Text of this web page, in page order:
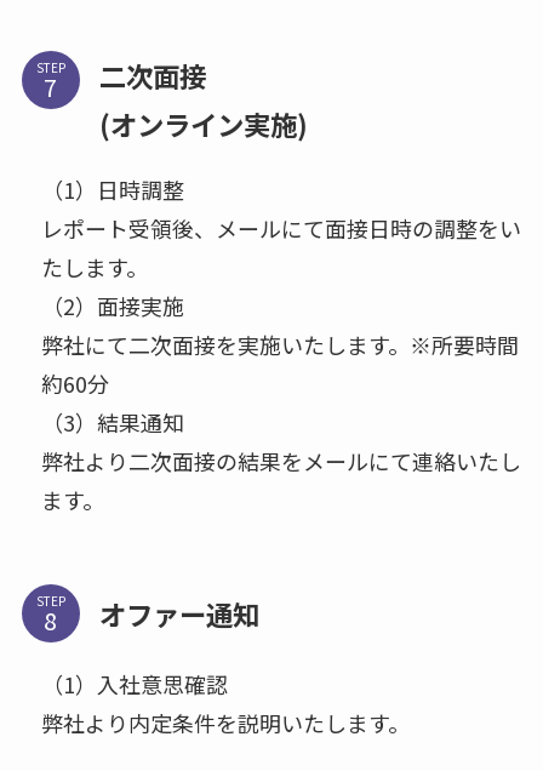
STEP
二次面接
(オンライン実施)
（1）日時調整
レポート受領後、メールにて面接日時の調整をい
たします。
（2）面接実施
弊社にて二次面接を実施いたします。※所要時間
約60分
（3）結果通知
弊社より二次面接の結果をメールにて連絡いたし
ます。
STEP オファー通知
（1）入社意思確認
弊社より内定条件を説明いたします。